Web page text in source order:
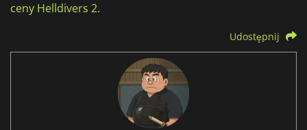
ceny Helldivers 2.
Udostępnij